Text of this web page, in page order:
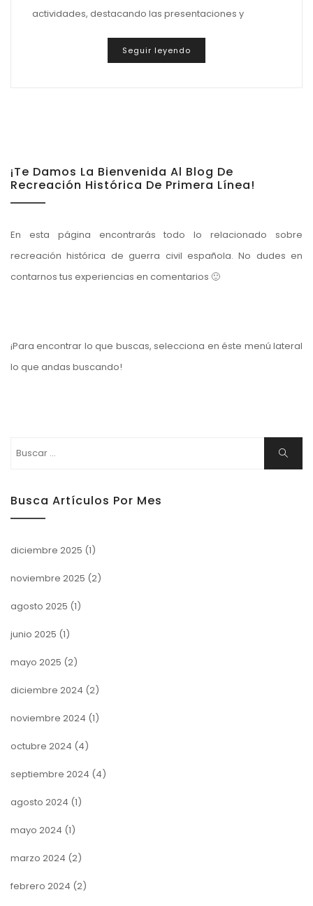
actividades, destacando las presentaciones y
Seguir leyendo
¡Te Damos La Bienvenida Al Blog De
Recreación Histórica De Primera Línea!
En esta página encontrarás todo lo relacionado sobre
recreación histórica de guerra civil española. No dudes en
contarnos tus experiencias en comentarios 🙂
¡Para encontrar lo que buscas, selecciona en éste menú lateral
lo que andas buscando!
Buscar
Busca Artículos Por Mes
diciembre 2025 (1)
noviembre 2025 (2)
agosto 2025 (1)
junio 2025 (1)
mayo 2025 (2)
diciembre 2024 (2)
noviembre 2024 (1)
octubre 2024 (4)
septiembre 2024 (4)
agosto 2024 (1)
mayo 2024 (1)
marzo 2024 (2)
febrero 2024 (2)